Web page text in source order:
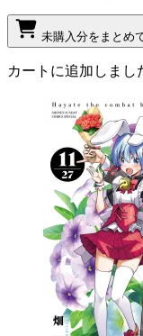
未購入分をまとめ
カートに追加しまし